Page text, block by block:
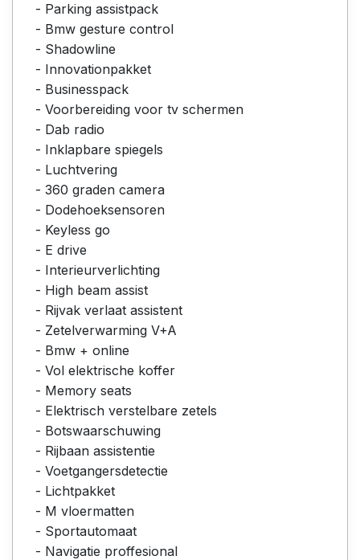
- Parking assistpack
- Bmw gesture control
- Shadowline
- Innovationpakket
- Businesspack
- Voorbereiding voor tv schermen
- Dab radio
- Inklapbare spiegels
- Luchtvering
- 360 graden camera
- Dodehoeksensoren
- Keyless go
- E drive
- Interieurverlichting
- High beam assist
- Rijvak verlaat assistent
- Zetelverwarming V+A
- Bmw + online
- Vol elektrische koffer
- Memory seats
- Elektrisch verstelbare zetels
- Botswaarschuwing
- Rijbaan assistentie
- Voetgangersdetectie
- Lichtpakket
- M vloermatten
- Sportautomaat
- Navigatie proffesional